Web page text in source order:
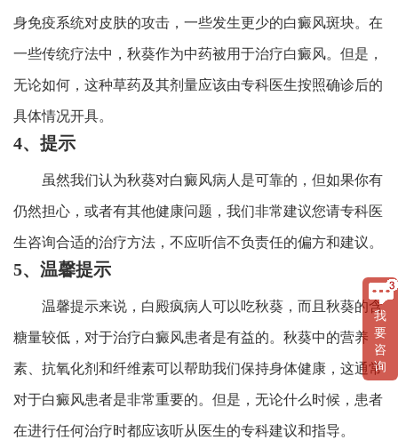
身免疫系统对皮肤的攻击，一些发生更少的白癜风斑块。在
一些传统疗法中，秋葵作为中药被用于治疗白癜风。但是，
无论如何，这种草药及其剂量应该由专科医生按照确诊后的
具体情况开具。
4、提示
虽然我们认为秋葵对白癜风病人是可靠的，但如果你有
仍然担心，或者有其他健康问题，我们非常建议您请专科医
生咨询合适的治疗方法，不应听信不负责任的偏方和建议。
5、温馨提示
温馨提示来说，白殿疯病人可以吃秋葵，而且秋葵的含
糖量较低，对于治疗白癜风患者是有益的。秋葵中的营养
素、抗氧化剂和纤维素可以帮助我们保持身体健康，这通常
对于白癜风患者是非常重要的。但是，无论什么时候，患者
在进行任何治疗时都应该听从医生的专科建议和指导。
我
要
咨
询